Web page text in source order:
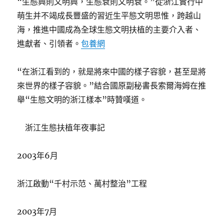
萌生并不竭成長豐盛的習近生平態文明思惟，跨越山
海，推進中國成為全球生態文明扶植的主要介入者、
進獻者、引領者。包養網
“在浙江看到的，就是將來中國的樣子容貌，甚至是將
來世界的樣子容貌。”結合國原副秘書長索爾海姆在推
舉“生態文明的浙江樣本”時贊嘆道。
浙江生態扶植年夜事記
2003年6月
浙江啟動“千村示范、萬村整治”工程
2003年7月